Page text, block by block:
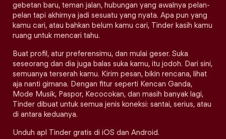
gebetan baru, teman jalan, hubungan yang awalnya pelan-
pelan tapi akhirnya jadi sesuatu yang nyata. Apa pun yang
kamu cari, atau bahkan belum kamu cari, Tinder kasih kamu
ruang untuk mencari tahu.
Buat profil, atur preferensimu, dan mulai geser. Suka
seseorang dan dia juga balas suka kamu, itu jodoh. Dari sini,
semuanya terserah kamu. Kirim pesan, bikin rencana, lihat
aja nanti gimana. Dengan fitur seperti Kencan Ganda,
Mode Musik, Paspor, Kecocokan, dan masih banyak lagi,
Tinder dibuat untuk semua jenis koneksi: santai, serius, atau
di antara keduanya.
Unduh apl Tinder gratis di iOS dan Android.